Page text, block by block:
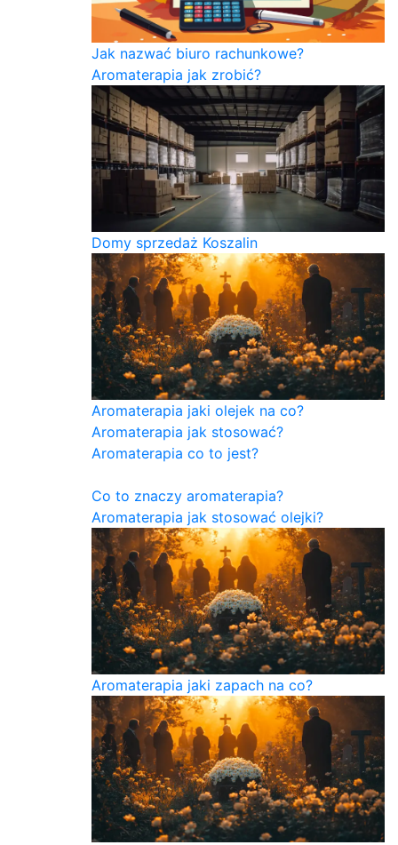
Jak nazwać biuro rachunkowe?
Aromaterapia jak zrobić?
Domy sprzedaż Koszalin
Aromaterapia jaki olejek na co?
Aromaterapia jak stosować?
Aromaterapia co to jest?
Co to znaczy aromaterapia?
Aromaterapia jak stosować olejki?
Aromaterapia jaki zapach na co?